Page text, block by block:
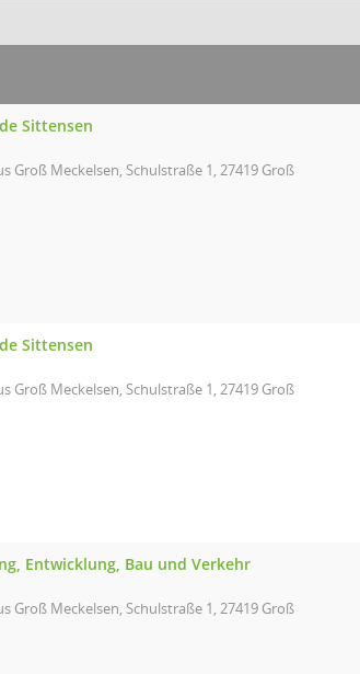
Sittensen
Groß Meckelsen, Schulstraße 1, 27419 Groß
Sittensen
Groß Meckelsen, Schulstraße 1, 27419 Groß
Entwicklung, Bau und Verkehr
Groß Meckelsen, Schulstraße 1, 27419 Groß